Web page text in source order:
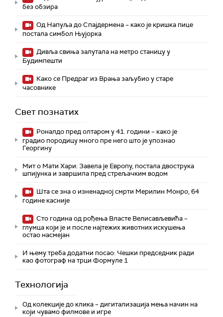
без обзира
Од Напуља до Спајдермена – како је кришка пице
постала симбол Њујорка
Дивља свиња залутала на метро станицу у
Будимпешти
Како се Предраг из Врања заљубио у старе
часовнике
Свет познатих
Роналдо пред олтаром у 41. години – како је
градио породицу много пре него што је упознао
Георгину
Мит о Мати Хари: Завела је Европу, постала двострука
шпијунка и завршила пред стрељачким водом
Шта се зна о изненадној смрти Мерилин Монро, 64
године касније
Сто година од рођења Власте Велисављевића –
глумца који је и после најтежих животних искушења
остао насмејан
И њему треба додатни посао: Чешки председник ради
као фотограф на трци Формуле 1
Технологијa
Од колекције до клика – дигитализација мења начин на
који чувамо филмове и игре